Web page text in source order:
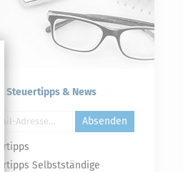
Steuertipps & News
Absenden
Selbstständige